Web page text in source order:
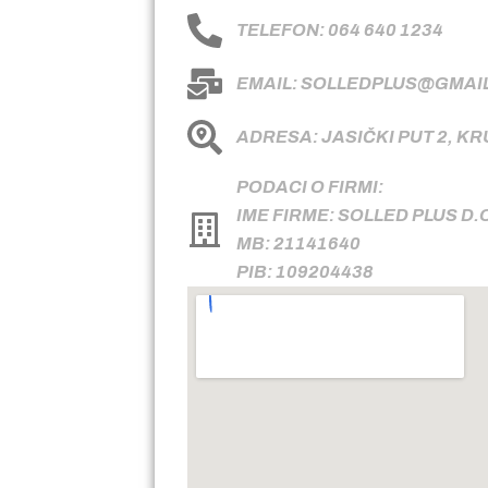
TELEFON: 064 640 1234
EMAIL:
ADRESA: JASIČKI PUT 2,
PODACI O FIRMI:
IME FIRME: SOLLED PLUS
MB: 21141640
PIB: 109204438